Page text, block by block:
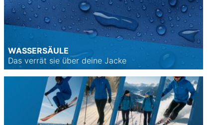
WASSERSÄULE
Das verrät sie über deine Jacke